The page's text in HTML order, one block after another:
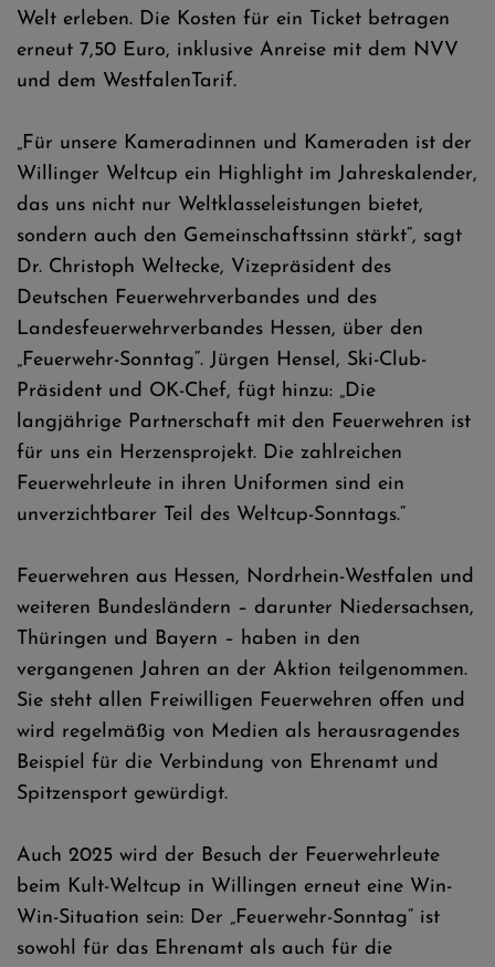
Welt erleben. Die Kosten für ein Ticket betragen
erneut 7,50 Euro, inklusive Anreise mit dem NVV
und dem WestfalenTarif.
„Für unsere Kameradinnen und Kameraden ist der
Willinger Weltcup ein Highlight im Jahreskalender,
das uns nicht nur Weltklasseleistungen bietet,
sondern auch den Gemeinschaftssinn stärkt“, sagt
Dr. Christoph Weltecke, Vizepräsident des
Deutschen Feuerwehrverbandes und des
Landesfeuerwehrverbandes Hessen, über den
„Feuerwehr-Sonntag“. Jürgen Hensel, Ski-Club-
Präsident und OK-Chef, fügt hinzu: „Die
langjährige Partnerschaft mit den Feuerwehren ist
für uns ein Herzensprojekt. Die zahlreichen
Feuerwehrleute in ihren Uniformen sind ein
unverzichtbarer Teil des Weltcup-Sonntags.“
Feuerwehren aus Hessen, Nordrhein-Westfalen und
weiteren Bundesländern – darunter Niedersachsen,
Thüringen und Bayern – haben in den
vergangenen Jahren an der Aktion teilgenommen.
Sie steht allen Freiwilligen Feuerwehren offen und
wird regelmäßig von Medien als herausragendes
Beispiel für die Verbindung von Ehrenamt und
Spitzensport gewürdigt.
Auch 2025 wird der Besuch der Feuerwehrleute
beim Kult-Weltcup in Willingen erneut eine Win-
Win-Situation sein: Der „Feuerwehr-Sonntag“ ist
sowohl für das Ehrenamt als auch für die